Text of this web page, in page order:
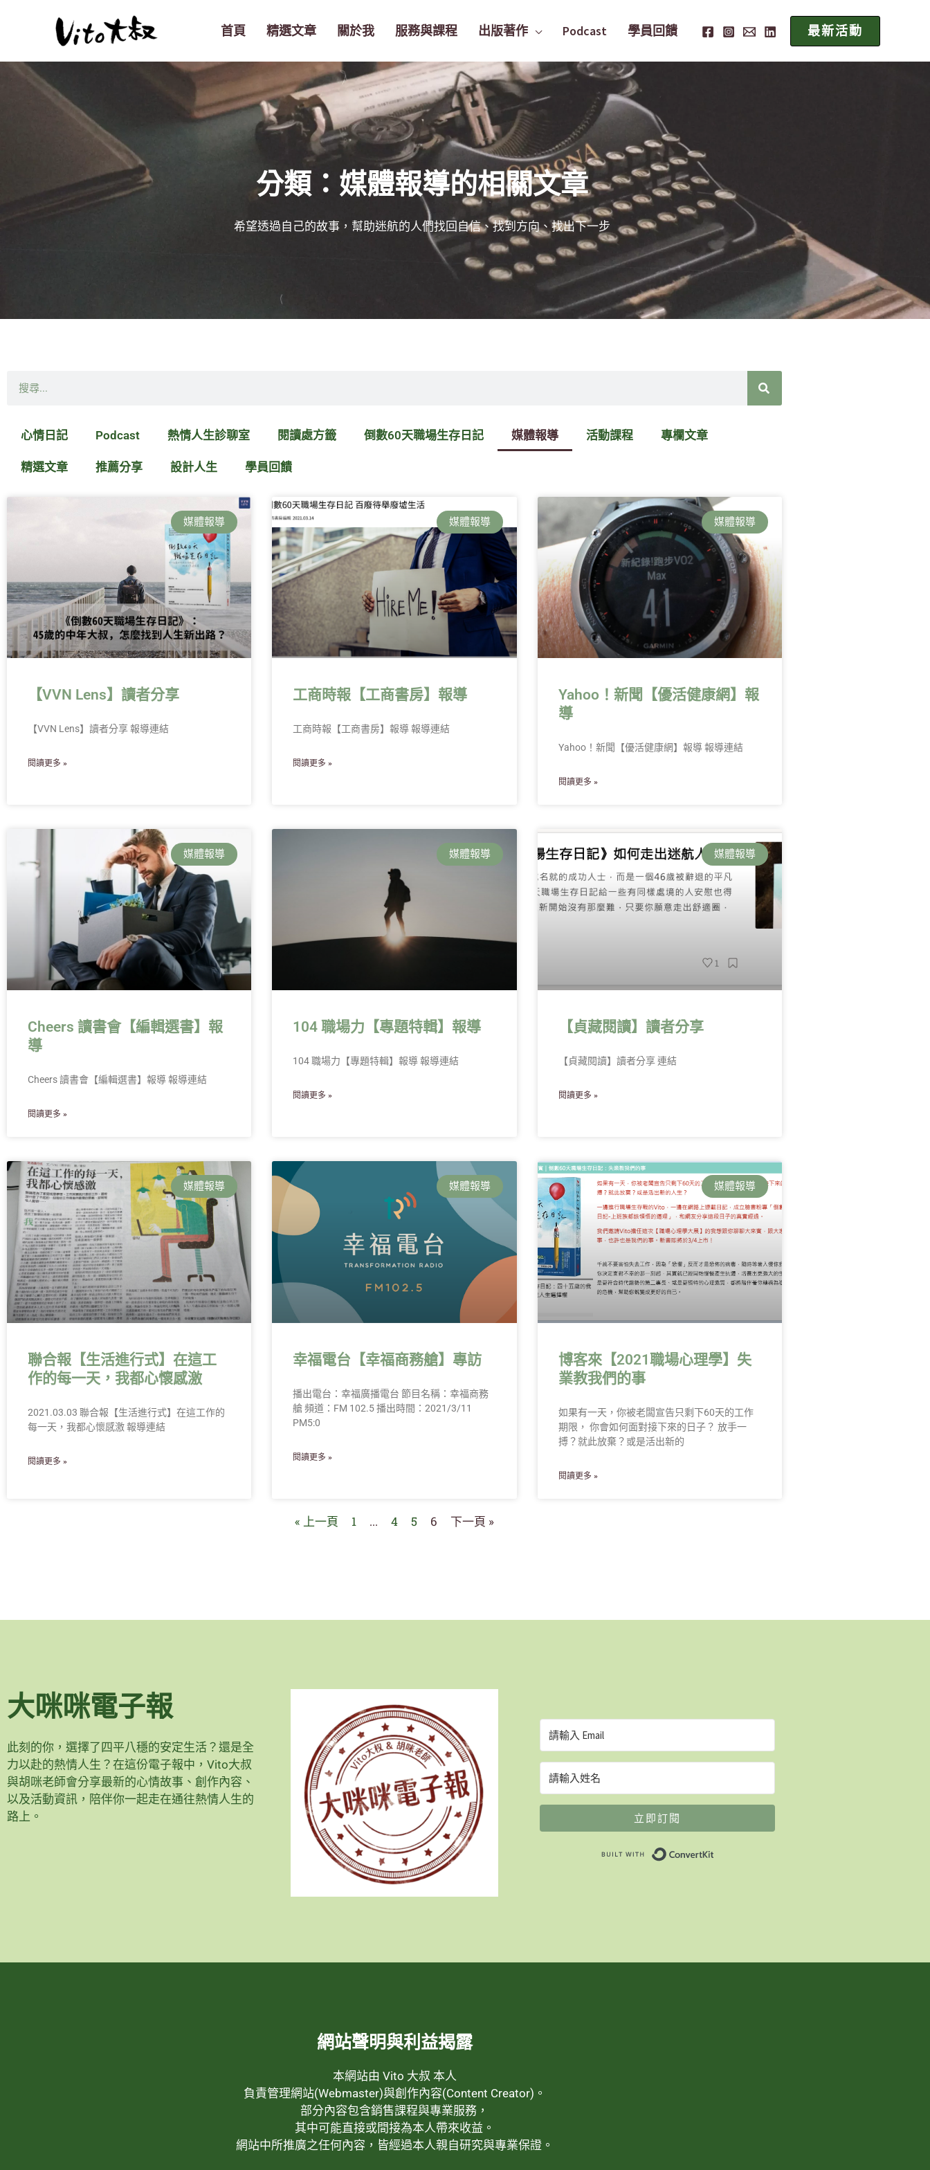
要
首頁 精選文章 關於我 服務與課程 出版著作 Podcast 學員回饋 最新活動
分類：媒體報導的相關文章
希望透過自己的故事，幫助迷航的人們找回自信、找到方向、找出下一步
心情日記 Podcast 熱情人生診聊室 閱讀處方籤 倒數60天職場生存日記 媒體報導 活動課程 專欄文章
精選文章 推薦分享 設計人生 學員回饋
媒體報導
【VVN Lens】讀者分享
【VVN Lens】讀者分享 報導連結
閱讀更多 »
媒體報導
工商時報【工商書房】報導
工商時報【工商書房】報導 報導連結
閱讀更多 »
媒體報導
Yahoo！新聞【優活健康網】報
導
Yahoo！新聞【優活健康網】報導 報導連結
閱讀更多 »
媒體報導
Cheers 讀書會【編輯選書】報
導
Cheers 讀書會【編輯選書】報導 報導連結
閱讀更多 »
媒體報導
104 職場力【專題特輯】報導
104 職場力【專題特輯】報導 報導連結
閱讀更多 »
媒體報導
【貞藏閱讀】讀者分享
【貞藏閱讀】讀者分享 連結
閱讀更多 »
媒體報導
聯合報【生活進行式】在這工
作的每一天，我都心懷感激
2021.03.03 聯合報【生活進行式】在這工作的
每一天，我都心懷感激 報導連結
閱讀更多 »
媒體報導
幸福電台【幸福商務艙】專訪
播出電台：幸福廣播電台 節目名稱：幸福商務
艙 頻道：FM 102.5 播出時間：2021/3/11
PM5:0
閱讀更多 »
媒體報導
博客來【2021職場心理學】失
業教我們的事
如果有一天，你被老闆宣告只剩下60天的工作
期限， 你會如何面對接下來的日子？ 放手一
搏？就此放棄？或是活出新的
閱讀更多 »
« 上一頁
頁
1 ...
頁
4
頁
5
面
6 下一頁 »
大咪咪電子報
此刻的你，選擇了四平八穩的安定生活？還是全
力以赴的熱情人生？在這份電子報中，Vito大叔
與胡咪老師會分享最新的心情故事、創作內容、
以及活動資訊，陪伴你一起走在通往熱情人生的
路上。
立即訂閱
網站聲明與利益揭露
本網站由 Vito 大叔 本人
負責管理網站(Webmaster)與創作內容(Content Creator)。
部分內容包含銷售課程與專業服務，
其中可能直接或間接為本人帶來收益。
網站中所推廣之任何內容，皆經過本人親自研究與專業保證。